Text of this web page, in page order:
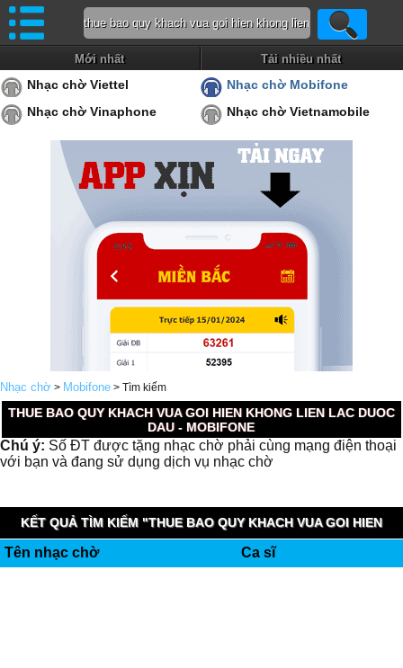
Mới nhất Tải nhiều nhất
Nhạc chờ Viettel
Nhạc chờ Mobifone
Nhạc chờ Vinaphone
Nhạc chờ Vietnamobile
Nhạc chờ > Mobifone > Tìm kiếm
THUE BAO QUY KHACH VUA GOI HIEN KHONG LIEN LAC DUOC
DAU - MOBIFONE
Chú ý: Số ĐT được tặng nhạc chờ phải cùng mạng điện thoại
với bạn và đang sử dụng dịch vụ nhạc chờ
KẾT QUẢ TÌM KIẾM "THUE BAO QUY KHACH VUA GOI HIEN
KHONG LIEN LAC DUOC DAU" (0.006 GIÂY)
Tên nhạc chờ Ca sĩ